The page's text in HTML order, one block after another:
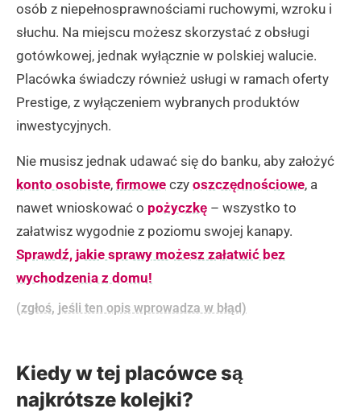
osób z niepełnosprawnościami ruchowymi, wzroku i
słuchu. Na miejscu możesz skorzystać z obsługi
gotówkowej, jednak wyłącznie w polskiej walucie.
Placówka świadczy również usługi w ramach oferty
Prestige, z wyłączeniem wybranych produktów
inwestycyjnych.
Nie musisz jednak udawać się do banku, aby założyć
konto osobiste, firmowe czy oszczędnościowe, a
nawet wnioskować o pożyczkę – wszystko to
załatwisz wygodnie z poziomu swojej kanapy.
Sprawdź, jakie sprawy możesz załatwić bez
wychodzenia z domu!
(zgłoś, jeśli ten opis wprowadza w błąd)
Kiedy w tej placówce są
najkrótsze kolejki?